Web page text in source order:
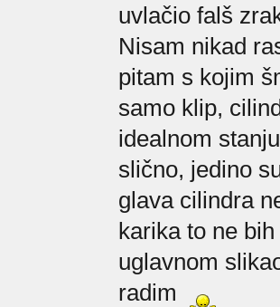
uvlačio falš
Nisam nikad
pitam s kojim
samo klip,
idealnom
slično, jedino
glava cilindra
karika to ne
uglavnom
radim